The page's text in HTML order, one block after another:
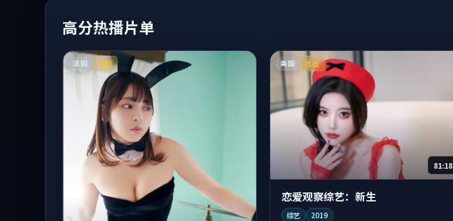
高分热播片单
法国 臻彩 美国 杜比
81:18
恋爱观察综艺：新生
综艺 2019